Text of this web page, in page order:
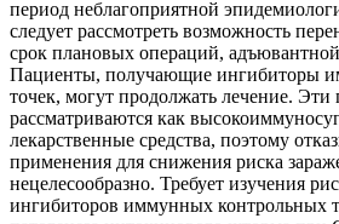
период неблагоприятной
следует рассмотреть возможность
срок плановых операций,
Пациенты, получающие ингибиторы
точек, могут продолжать лечение. Эти
рассматриваются как
лекарственные средства, поэтому
применения для снижения риска
нецелесообразно. Требует изучения
ингибиторов иммунных контрольных